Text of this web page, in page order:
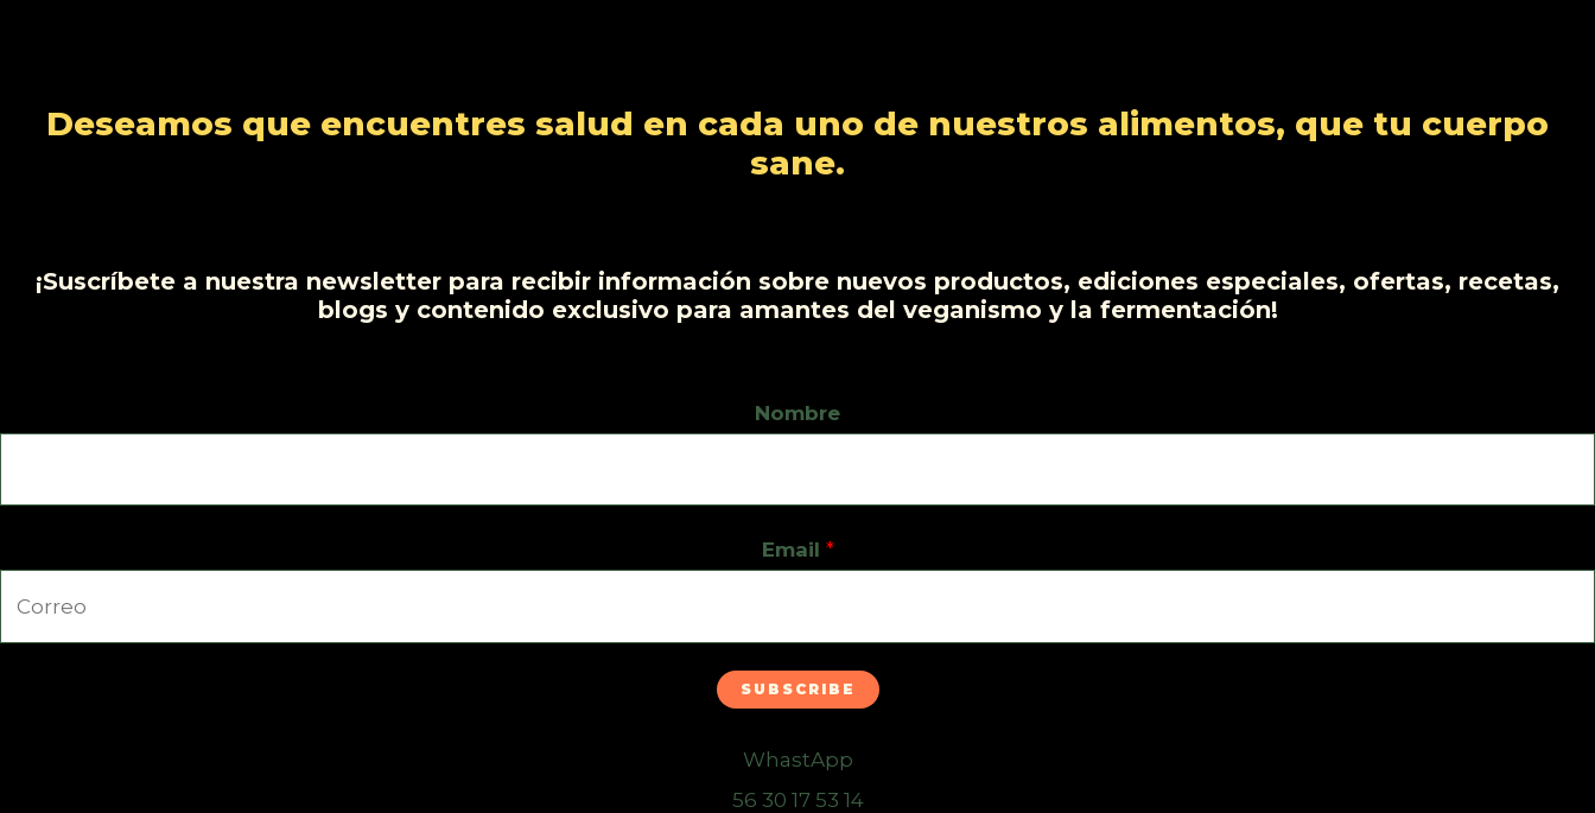
Deseamos que encuentres salud en cada uno de nuestros alimentos, que tu cuerpo
sane.
¡Suscríbete a nuestra newsletter para recibir información sobre nuevos productos, ediciones especiales, ofertas, recetas,
blogs y contenido exclusivo para amantes del veganismo y la fermentación!
Nombre
Email *
SUBSCRIBE
WhastApp
56 30 17 53 14